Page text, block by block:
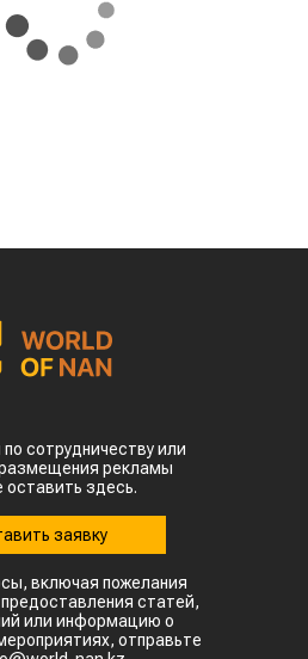
сотрудничеству или
рекламы
оставить здесь.
заявку
включая пожелания
статей,
или информацию о
отправьте